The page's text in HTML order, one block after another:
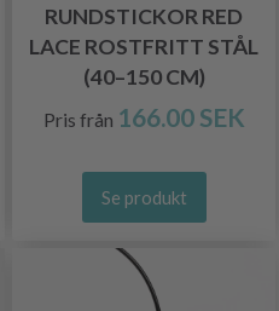
RUNDSTICKOR RED
LACE ROSTFRITT STÅL
(40–150 CM)
Pris från 166.00 SEK
Se produkt